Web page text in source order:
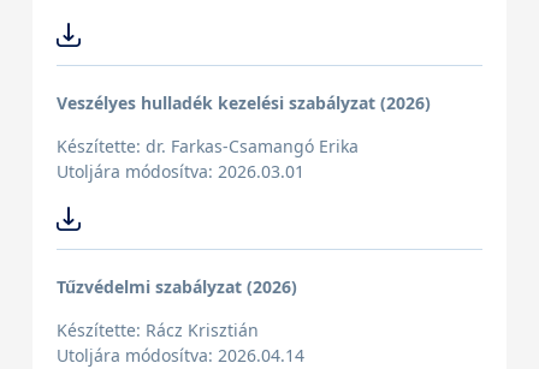
Veszélyes hulladék kezelési szabályzat (2026)
Készítette: dr. Farkas-Csamangó Erika
Utoljára módosítva: 2026.03.01
Tűzvédelmi szabályzat (2026)
Készítette: Rácz Krisztián
Utoljára módosítva: 2026.04.14